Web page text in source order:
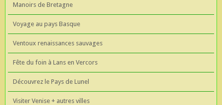
Manoirs de Bretagne
Voyage au pays Basque
Ventoux renaissances sauvages
Fête du foin à Lans en Vercors
Découvrez le Pays de Lunel
Visiter Venise + autres villes